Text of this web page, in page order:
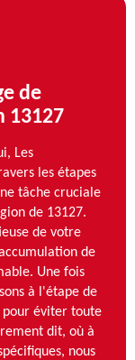
de
13127
Les
les étapes
tâche cruciale
de 13127.
de votre
de
Une fois
à l'étape de
éviter toute
dit, où à
nous